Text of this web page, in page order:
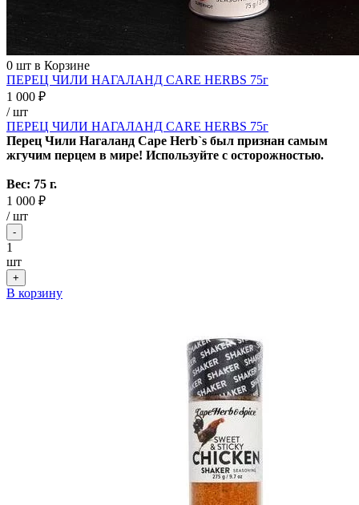
0 шт в Корзине
ПЕРЕЦ ЧИЛИ НАГАЛАНД CARE HERBS 75г
1 000 ₽
/ шт
ПЕРЕЦ ЧИЛИ НАГАЛАНД CARE HERBS 75г
Перец Чили Нагаланд Cape Herb`s был признан самым
жгучим перцем в мире! Используйте с осторожностью.
Вес: 75 г.
1 000 ₽
/шт
-
1
шт
+
В корзину